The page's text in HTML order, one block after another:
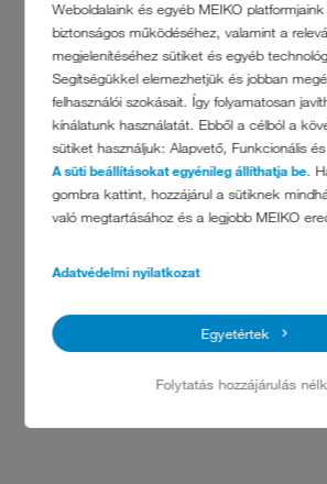
Weboldalaink és egyéb MEIKO
biztonságos működéséhez, valamint a
megjelenítéséhez sütiket és egyéb
Segítségükkel elemezhetjük és jobban
felhasználói szokásait. Így folyamatosan
kínálatunk használatát. Ebből a célból a
sütiket használjuk: Alapvető, Funkcionális
A süti beállításokat egyénileg állíthatja be.
gombra kattint, hozzájárul a sütiknek
való megtartásához és a legjobb MEIKO
Adatvédelmi nyilatkozat
Egyetértek
Folytatás hozzájárulás